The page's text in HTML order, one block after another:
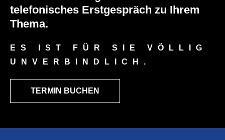
telefonisches Erstgespräch zu Ihrem
Thema.
ES IST FÜR SIE VÖLLIG
UNVERBINDLICH.
TERMIN BUCHEN